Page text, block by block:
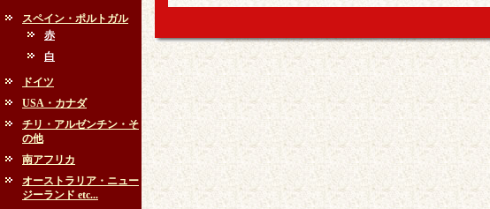
スペイン・ポルトガル
赤
白
ドイツ
USA・カナダ
チリ・アルゼンチン・そ
の他
南アフリカ
オーストラリア・ニュー
ジーランド etc...